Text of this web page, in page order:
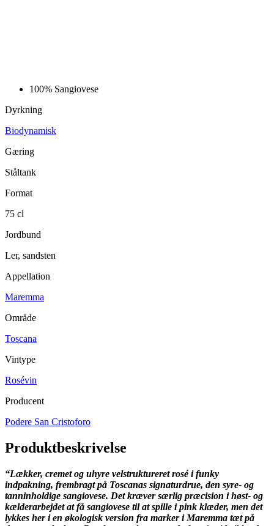
100% Sangiovese
Dyrkning
Biodynamisk
Gæring
Ståltank
Format
75 cl
Jordbund
Ler, sandsten
Appellation
Maremma
Område
Toscana
Vintype
Rosévin
Producent
Podere San Cristoforo
Produktbeskrivelse
“Lækker, cremet og uhyre velstruktureret rosé i funky
indpakning, frembragt på Toscanas signaturdrue, den syre- og
tanninholdige sangiovese. Det kræver særlig præcision i høst- og
kælderarbejdet at få sangiovese til at spille i pink klæder, men det
lykkes her i en økologisk version fra marker i Maremma tæt på